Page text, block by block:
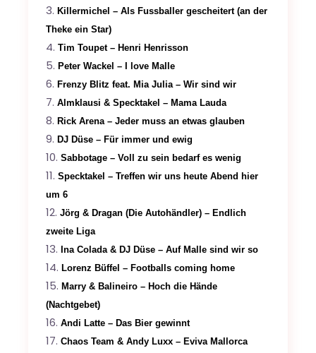
Killermichel – Als Fussballer gescheitert (an der
Theke ein Star)
Tim Toupet – Henri Henrisson
Peter Wackel – I love Malle
Frenzy Blitz feat. Mia Julia – Wir sind wir
Almklausi & Specktakel – Mama Lauda
Rick Arena – Jeder muss an etwas glauben
DJ Düse – Für immer und ewig
Sabbotage – Voll zu sein bedarf es wenig
Specktakel – Treffen wir uns heute Abend hier
um 6
Jörg & Dragan (Die Autohändler) – Endlich
zweite Liga
Ina Colada & DJ Düse – Auf Malle sind wir so
Lorenz Büffel – Footballs coming home
Marry & Balineiro – Hoch die Hände
(Nachtgebet)
Andi Latte – Das Bier gewinnt
Chaos Team & Andy Luxx – Eviva Mallorca